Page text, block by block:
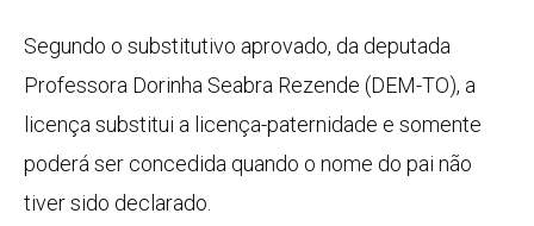
Segundo o substitutivo aprovado, da deputada
Professora Dorinha Seabra Rezende (DEM-TO), a
licença substitui a licença-paternidade e somente
poderá ser concedida quando o nome do pai não
tiver sido declarado.